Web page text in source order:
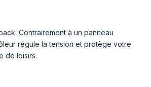
Contrairement à un panneau
régule la tension et protège votre
de loisirs.